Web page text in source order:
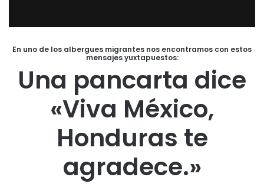
En uno de los albergues migrantes nos encontramos con estos
mensajes yuxtapuestos:
Una pancarta dice
«Viva México,
Honduras te
agradece.»